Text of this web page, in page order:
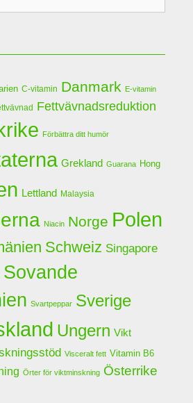
C-vitamin Danmark E-vitamin
Fettvävnadsreduktion
Förbättra ditt humör
Grekland Guarana Hong
Lettland Malaysia
Niacin Norge Polen
Schweiz Singapore
Sovande
Svartpeppar Sverige
Ungern Vikt
Visceralt fett Vitamin B6
Örter för viktminskning Österrike